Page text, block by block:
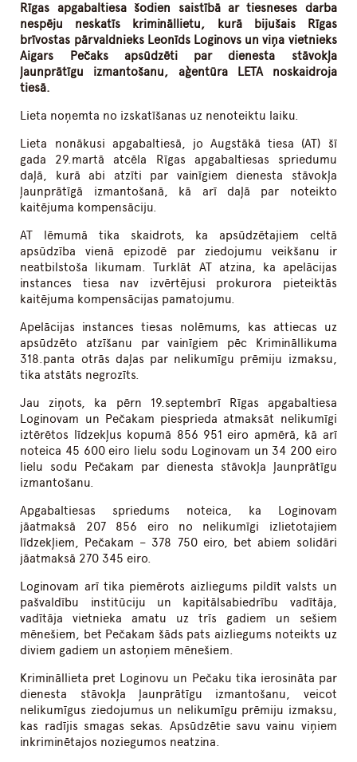
Rīgas apgabaltiesa šodien saistībā ar tiesneses darba
nespēju neskatīs krimināllietu, kurā bijušais Rīgas
brīvostas pārvaldnieks Leonīds Loginovs un viņa vietnieks
Aigars Pečaks apsūdzēti par dienesta stāvokļa
ļaunprātīgu izmantošanu, aģentūra LETA noskaidroja
tiesā.
Lieta noņemta no izskatīšanas uz nenoteiktu laiku.
Lieta nonākusi apgabaltiesā, jo Augstākā tiesa (AT) šī
gada 29.martā atcēla Rīgas apgabaltiesas spriedumu
daļā, kurā abi atzīti par vainīgiem dienesta stāvokļa
ļaunprātīgā izmantošanā, kā arī daļā par noteikto
kaitējuma kompensāciju.
AT lēmumā tika skaidrots, ka apsūdzētajiem celtā
apsūdzība vienā epizodē par ziedojumu veikšanu ir
neatbilstoša likumam. Turklāt AT atzina, ka apelācijas
instances tiesa nav izvērtējusi prokurora pieteiktās
kaitējuma kompensācijas pamatojumu.
Apelācijas instances tiesas nolēmums, kas attiecas uz
apsūdzēto atzīšanu par vainīgiem pēc Krimināllikuma
318.panta otrās daļas par nelikumīgu prēmiju izmaksu,
tika atstāts negrozīts.
Jau ziņots, ka pērn 19.septembrī Rīgas apgabaltiesa
Loginovam un Pečakam piesprieda atmaksāt nelikumīgi
iztērētos līdzekļus kopumā 856 951 eiro apmērā, kā arī
noteica 45 600 eiro lielu sodu Loginovam un 34 200 eiro
lielu sodu Pečakam par dienesta stāvokļa ļaunprātīgu
izmantošanu.
Apgabaltiesas spriedums noteica, ka Loginovam
jāatmaksā 207 856 eiro no nelikumīgi izlietotajiem
līdzekļiem, Pečakam – 378 750 eiro, bet abiem solidāri
jāatmaksā 270 345 eiro.
Loginovam arī tika piemērots aizliegums pildīt valsts un
pašvaldību institūciju un kapitālsabiedrību vadītāja,
vadītāja vietnieka amatu uz trīs gadiem un sešiem
mēnešiem, bet Pečakam šāds pats aizliegums noteikts uz
diviem gadiem un astoņiem mēnešiem.
Krimināllieta pret Loginovu un Pečaku tika ierosināta par
dienesta stāvokļa ļaunprātīgu izmantošanu, veicot
nelikumīgus ziedojumus un nelikumīgu prēmiju izmaksu,
kas radījis smagas sekas. Apsūdzētie savu vainu viņiem
inkriminētajos noziegumos neatzina.